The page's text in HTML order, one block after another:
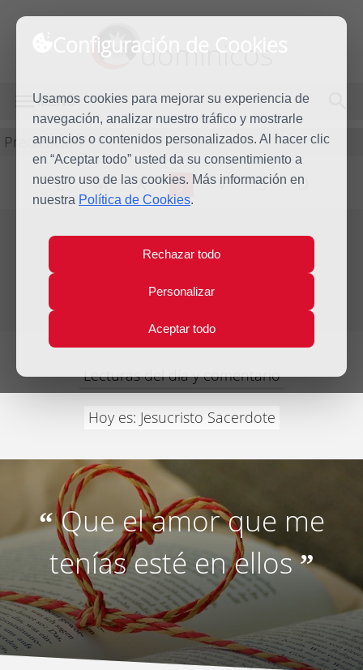
Configuración de Cookies
Usamos cookies para mejorar su experiencia de
navegación, analizar nuestro tráfico y mostrarle
anuncios o contenidos personalizados. Al hacer clic
en “Aceptar todo” usted da su consentimiento a
nuestro uso de las cookies. Más información en
nuestra Política de Cookies.
Rechazar todo
Personalizar
Aceptar todo
dominicos
MENÚ
Predicación
L M X J V S D
Evangelio del día
Lecturas del día y comentario
Hoy es: Jesucristo Sacerdote
“Que el amor que me
tenías esté en ellos”